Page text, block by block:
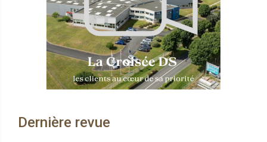
Dernière revue